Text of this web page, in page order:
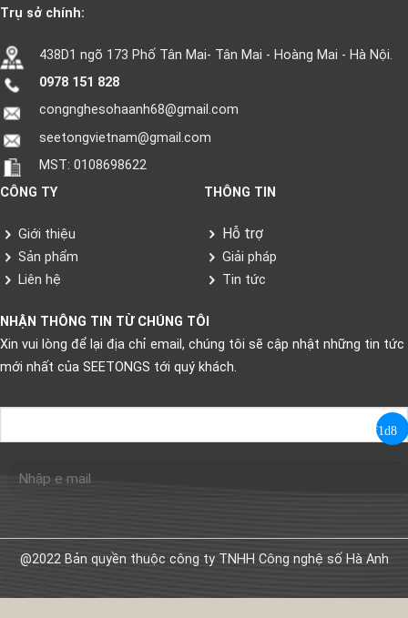
Trụ sở chính:
438D1 ngõ 173 Phố Tân Mai- Tân Mai - Hoàng Mai - Hà Nội.
0978 151 828
congnghesohaanh68@gmail.com
seetongvietnam@gmail.com
MST: 0108698622
CÔNG TY
Giới thiệu
Sản phẩm
Liên hệ
THÔNG TIN
Hỗ trợ
Giải pháp
Tin tức
NHẬN THÔNG TIN TỪ CHÚNG TÔI
Xin vui lòng để lại địa chỉ email, chúng tôi sẽ cập nhật những tin tức
mới nhất của SEETONGS tới quý khách.
@2022 Bản quyền thuộc công ty TNHH Công nghệ số Hà Anh